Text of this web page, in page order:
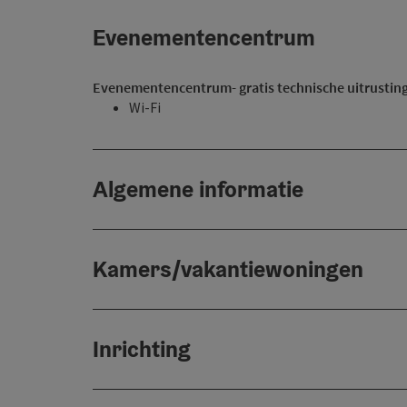
Evenementencentrum
Evenementencentrum- gratis technische
Wi-Fi
Algemene informatie
Kamers/vakantiewoningen
Inrichting